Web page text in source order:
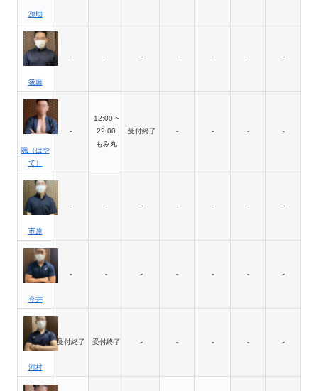
源助
後藤
- - - - - - -
颯（はや
て）
-
12:00 ~
22:00
もみ丸
受付終了 - - - -
市原
- - - - - - -
今井
- - - - - - -
河村
受付終了 受付終了 - - - - -